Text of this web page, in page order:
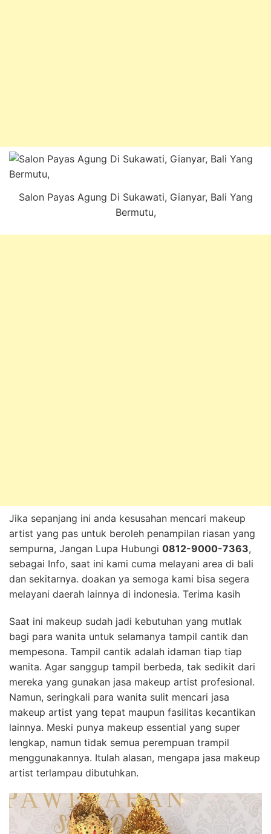
Salon Payas Agung Di Sukawati, Gianyar, Bali Yang
Bermutu,
Jika sepanjang ini anda kesusahan mencari makeup
artist yang pas untuk beroleh penampilan riasan yang
sempurna, Jangan Lupa Hubungi 0812-9000-7363,
sebagai Info, saat ini kami cuma melayani area di bali
dan sekitarnya. doakan ya semoga kami bisa segera
melayani daerah lainnya di indonesia. Terima kasih
Saat ini makeup sudah jadi kebutuhan yang mutlak
bagi para wanita untuk selamanya tampil cantik dan
mempesona. Tampil cantik adalah idaman tiap tiap
wanita. Agar sanggup tampil berbeda, tak sedikit dari
mereka yang gunakan jasa makeup artist profesional.
Namun, seringkali para wanita sulit mencari jasa
makeup artist yang tepat maupun fasilitas kecantikan
lainnya. Meski punya makeup essential yang super
lengkap, namun tidak semua perempuan trampil
menggunakannya. Itulah alasan, mengapa jasa makeup
artist terlampau dibutuhkan.